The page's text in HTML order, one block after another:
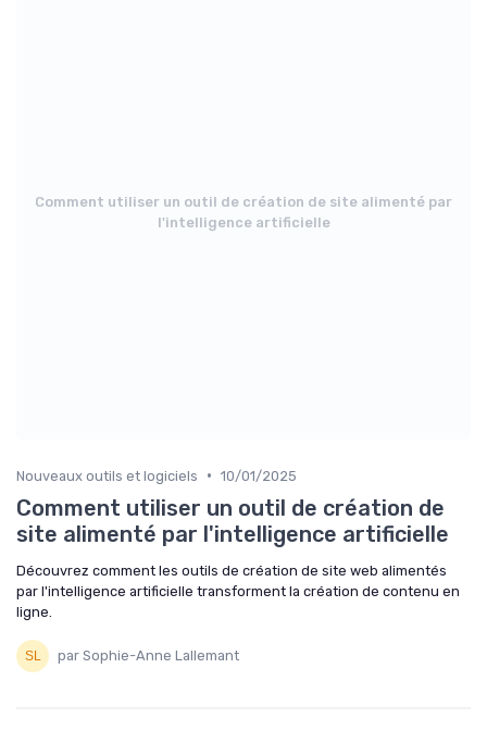
Comment utiliser un outil de création de site alimenté par
l'intelligence artificielle
Nouveaux outils et logiciels • 10/01/2025
Comment utiliser un outil de création de
site alimenté par l'intelligence artificielle
Découvrez comment les outils de création de site web alimentés
par l'intelligence artificielle transforment la création de contenu en
ligne.
par Sophie-Anne Lallemant